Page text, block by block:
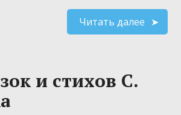
Читать далее
и стихов С.